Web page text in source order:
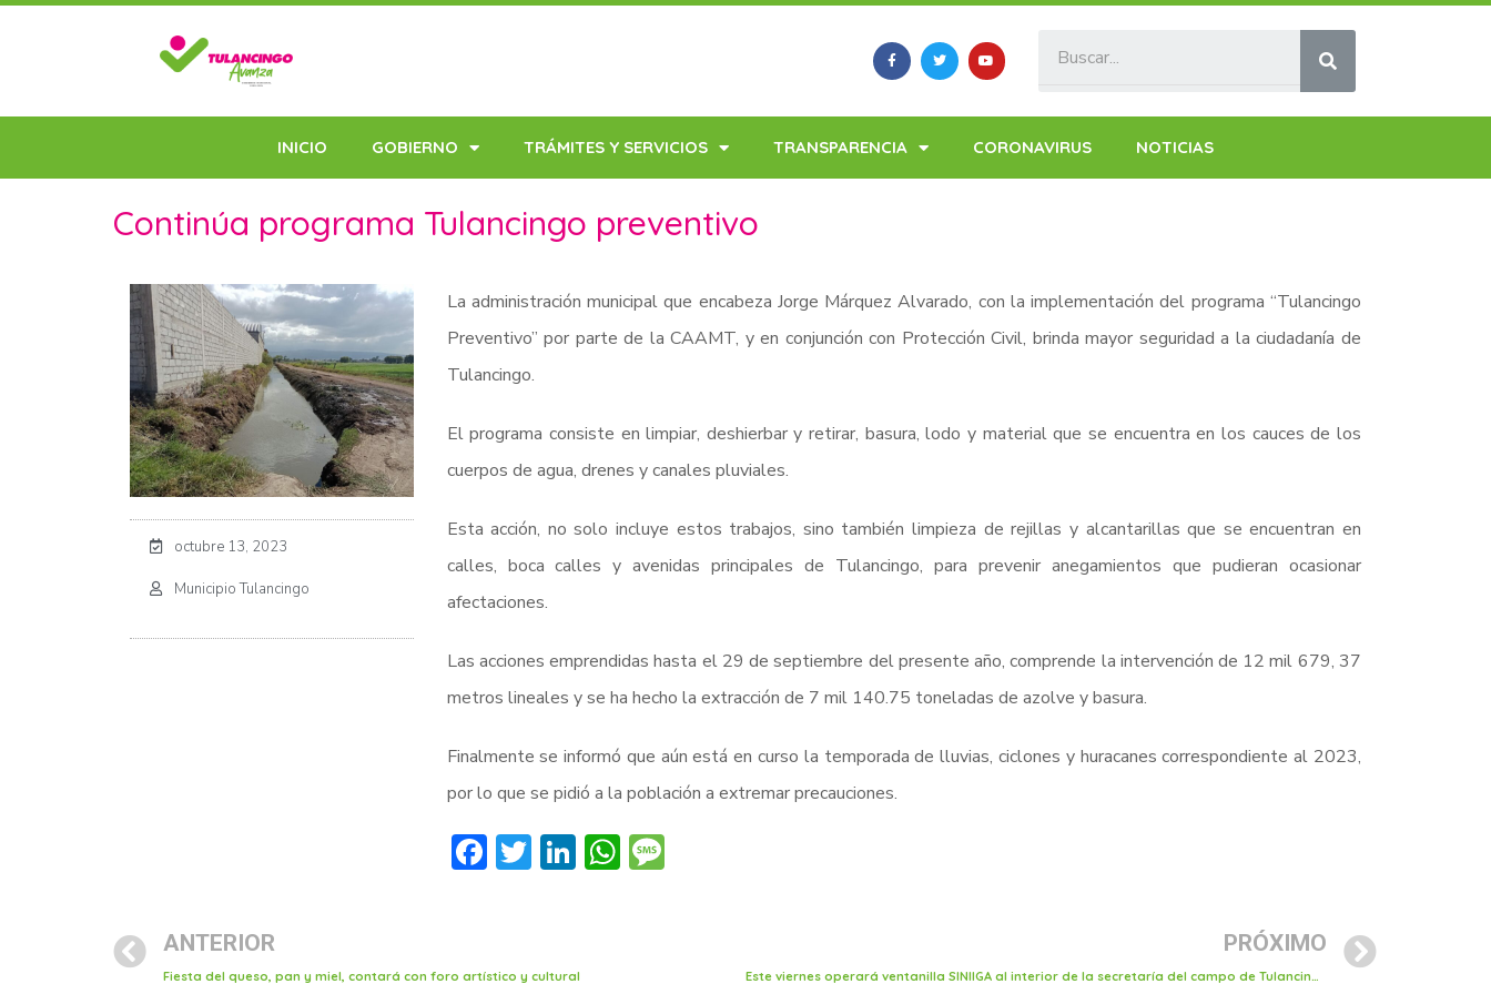
INICIO GOBIERNO TRÁMITES Y SERVICIOS TRANSPARENCIA CORONAVIRUS NOTICIAS
Continúa programa Tulancingo preventivo
octubre 13, 2023
Municipio Tulancingo
La administración municipal que encabeza Jorge Márquez Alvarado, con la implementación del programa “Tulancingo
Preventivo” por parte de la CAAMT, y en conjunción con Protección Civil, brinda mayor seguridad a la ciudadanía de
Tulancingo.
El programa consiste en limpiar, deshierbar y retirar, basura, lodo y material que se encuentra en los cauces de los
cuerpos de agua, drenes y canales pluviales.
Esta acción, no solo incluye estos trabajos, sino también limpieza de rejillas y alcantarillas que se encuentran en
calles, boca calles y avenidas principales de Tulancingo, para prevenir anegamientos que pudieran ocasionar
afectaciones.
Las acciones emprendidas hasta el 29 de septiembre del presente año, comprende la intervención de 12 mil 679, 37
metros lineales y se ha hecho la extracción de 7 mil 140.75 toneladas de azolve y basura.
Finalmente se informó que aún está en curso la temporada de lluvias, ciclones y huracanes correspondiente al 2023,
por lo que se pidió a la población a extremar precauciones.
Facebook
Twitter
LinkedIn
WhatsApp
Message
ANTERIOR
Fiesta del queso, pan y miel, contará con foro artístico y cultural
PRÓXIMO
Este viernes operará ventanilla SINIIGA al interior de la secretaría del campo de Tulancingo